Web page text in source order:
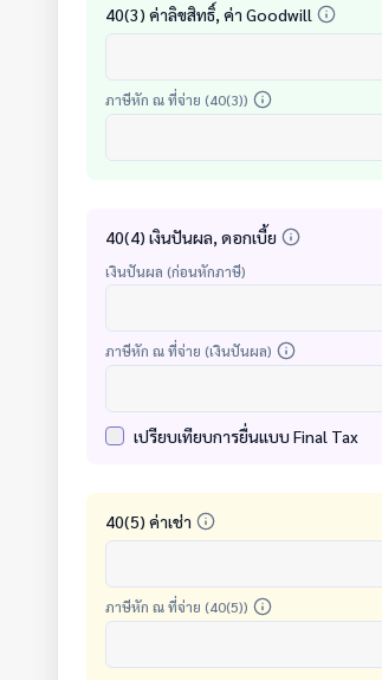
40(3) ค่าลิขสิทธิ์, ค่า Goodwill
ภาษีหัก ณ ที่จ่าย (40(3))
40(4) เงินปันผล, ดอกเบี้ย
เงินปันผล (ก่อนหักภาษี)
ภาษีหัก ณ ที่จ่าย (เงินปันผล)
เปรียบเทียบการยื่นแบบ Final Tax
40(5) ค่าเช่า
ภาษีหัก ณ ที่จ่าย (40(5))